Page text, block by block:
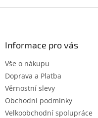
Informace pro vás
Vše o nákupu
Doprava a Platba
Věrnostní slevy
Obchodní podmínky
Velkoobchodní spolupráce